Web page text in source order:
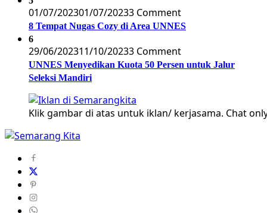
01/07/202301/07/20233 Comment
8 Tempat Nugas Cozy di Area UNNES
6
29/06/202311/10/20233 Comment
UNNES Menyedikan Kuota 50 Persen untuk Jalur
Seleksi Mandiri
Klik gambar di atas untuk iklan/ kerjasama. Chat